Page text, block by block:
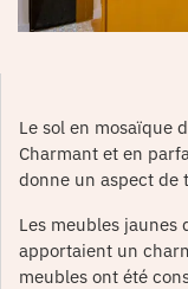
Le sol en mosaïque
Charmant et en
donne un aspect de
Les meubles jaunes
apportaient un
meubles ont été